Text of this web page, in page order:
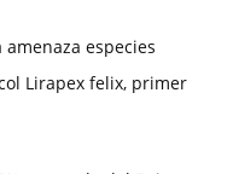
especies
Lirapex felix, primer